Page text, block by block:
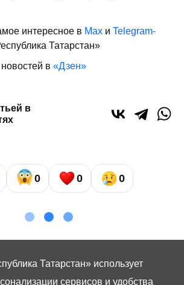
интересное в Max и Telegram-
Татарстан»
в «Дзен»
в
0 0 0
Татарстан» использует
сервисов и удобства